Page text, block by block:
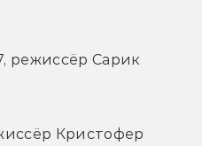
режиссёр Сарик
Кристофер